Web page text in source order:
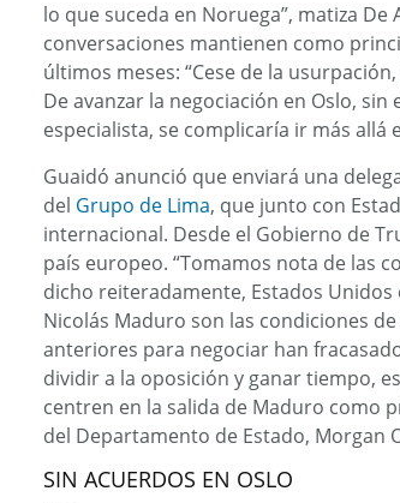
lo que suceda en Noruega”, matiza
conversaciones mantienen como
últimos meses: “Cese de la
De avanzar la negociación en Oslo,
especialista, se complicaría ir más allá
Guaidó anunció que enviará una
del Grupo de Lima, que junto con
internacional. Desde el Gobierno de
país europeo. “Tomamos nota de las
dicho reiteradamente, Estados
Nicolás Maduro son las condiciones
anteriores para negociar han
dividir a la oposición y ganar tiempo,
centren en la salida de Maduro como
del Departamento de Estado, Morgan
SIN ACUERDOS EN OSLO